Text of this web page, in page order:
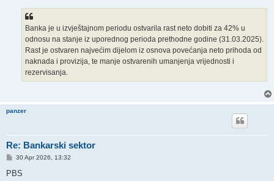
Banka je u izvještajnom periodu ostvarila rast neto dobiti za 42% u
odnosu na stanje iz uporednog perioda prethodne godine (31.03.2025).
Rast je ostvaren najvećim dijelom iz osnova povećanja neto prihoda od
naknada i provizija, te manje ostvarenih umanjenja vrijednosti i
rezervisanja.
panzer
Re: Bankarski sektor
P
s
30 Apr 2026, 13:32
PBS